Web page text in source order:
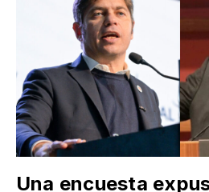
Una encuesta